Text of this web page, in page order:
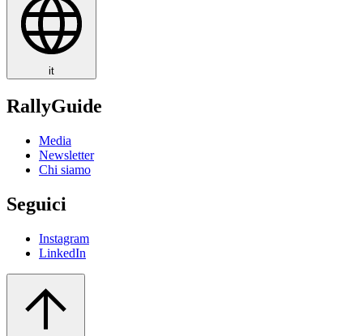
it
RallyGuide
Media
Newsletter
Chi siamo
Seguici
Instagram
LinkedIn